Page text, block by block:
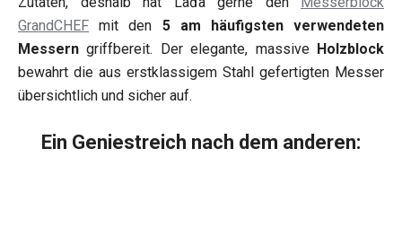
GrandCHEF mit den 5
am häufigsten verwendeten
Messern griffbereit. Der elegante, massive Holzblock
bewahrt die aus erstklassigem Stahl gefertigten Messer
übersichtlich und sicher auf.
Ein Geniestreich nach dem anderen: